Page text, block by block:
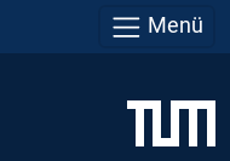
Menü